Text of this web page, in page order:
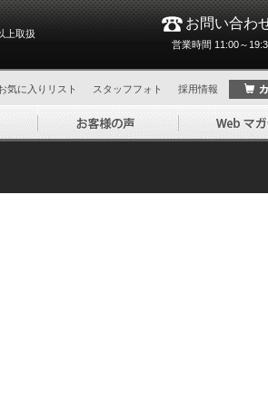
上取扱
お問い合わ
営業時間 11:00～
気に入りリスト スタッフフォト 採用情報